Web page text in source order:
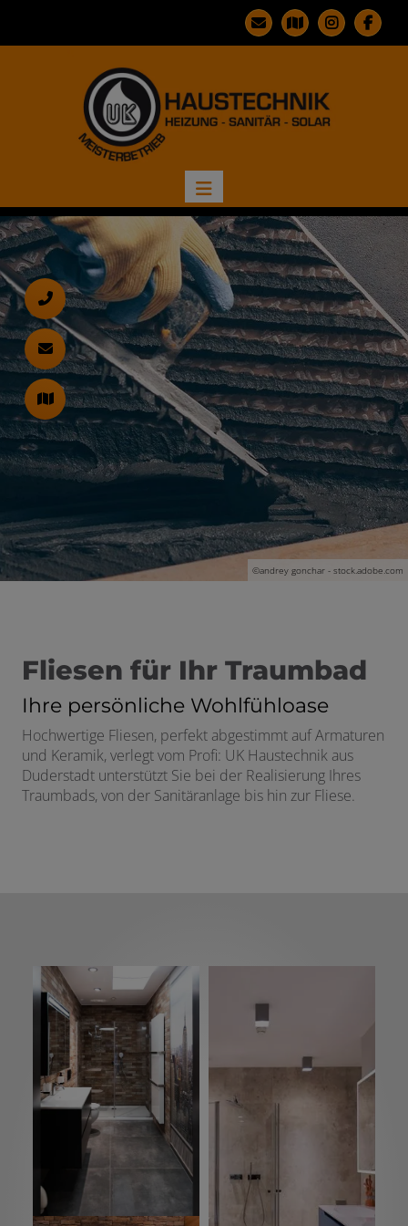
©andrey gonchar - stock.adobe.com
Fliesen für Ihr Traumbad
Ihre persönliche Wohlfühloase
Hochwertige Fliesen, perfekt abgestimmt auf Armaturen
und Keramik, verlegt vom Profi: UK Haustechnik aus
Duderstadt unterstützt Sie bei der Realisierung Ihres
Traumbads, von der Sanitäranlage bis hin zur Fliese.
schließen
schließen
schließen
und schließen
öffnen und schließen
schließen